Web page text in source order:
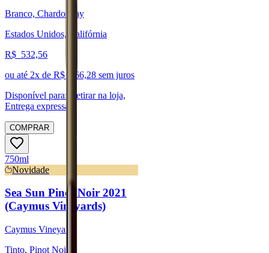
Branco, Chardonnay
Estados Unidos, Califórnia
R$ 532,56
ou até 2x de R$ 266,28 sem juros
Disponível para:
Retirar na loja,
Entrega expressa
COMPRAR
750ml
Novidade
Sea Sun Pinot Noir 2021
(Caymus Vineyards)
Caymus Vineyards
Tinto, Pinot Noir